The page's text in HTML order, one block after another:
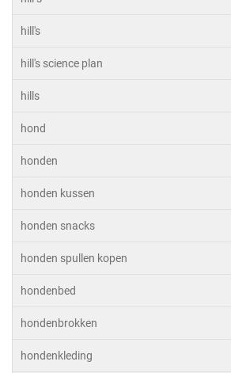
hill's
hill's science plan
hills
hond
honden
honden kussen
honden snacks
honden spullen kopen
hondenbed
hondenbrokken
hondenkleding